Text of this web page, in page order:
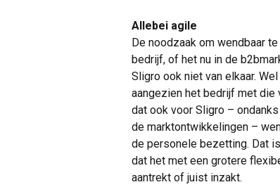
Allebei agile
De noodzaak om wendbaar
bedrijf, of het nu in de
Sligro ook niet van elkaar.
aangezien het bedrijf met die
dat ook voor Sligro –
de marktontwikkelingen –
de personele bezetting. Dat
dat het met een grotere
aantrekt of juist inzakt.